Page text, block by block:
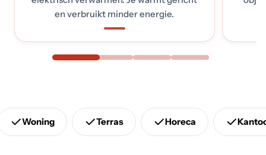
en verbruikt minder energie.
Woning Terras Horeca